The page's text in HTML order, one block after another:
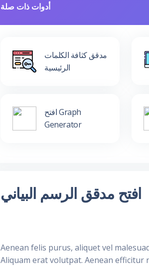
أدوات ذات صلة
مدقق كثافة الكلمات
الرئيسية
افتح Graph
Generator
افتح مدقق الرسم البياني
Aenean felis purus, aliquet vel
Aliquam erat volutpat. Aenean efficitur